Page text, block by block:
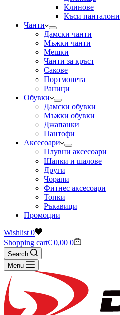
Клинове
Къси панталони
Чанти
Дамски чанти
Мъжки чанти
Мешки
Чанти за кръст
Сакове
Портмонета
Раници
Обувки
Дамски обувки
Мъжки обувки
Джапанки
Пантофи
Аксесоари
Плувни аксесоари
Шапки и шалове
Други
Чорапи
Фитнес аксесоари
Топки
Ръкавици
Промоции
Wishlist 0
Shopping cart€ 0,00 0
Search
Menu